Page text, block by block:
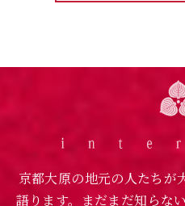
京都大原の地元の人たちが
語ります。
まだまだ知らな